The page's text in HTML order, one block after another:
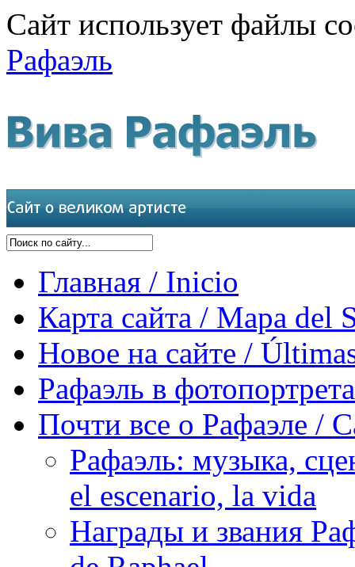
Сайт использует файлы
Рафаэль
Главная / Inicio
Карта сайта / Mapa del
Новое на сайте /
Рафаэль в
Почти все о Рафаэле /
Рафаэль: музыка,
el escenario, la vida
Награды и звания